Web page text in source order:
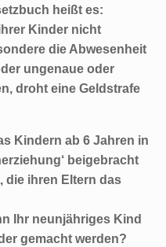
heißt es:
Kinder nicht
die Abwesenheit
ungenaue oder
droht eine Geldstrafe
Kindern ab 6 Jahren in
beigebracht
die ihren Eltern das
Ihr neunjähriges Kind
gemacht werden?